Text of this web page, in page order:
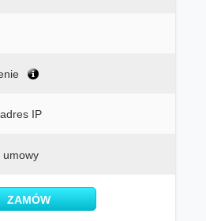
IP
umowy
ZAMÓW